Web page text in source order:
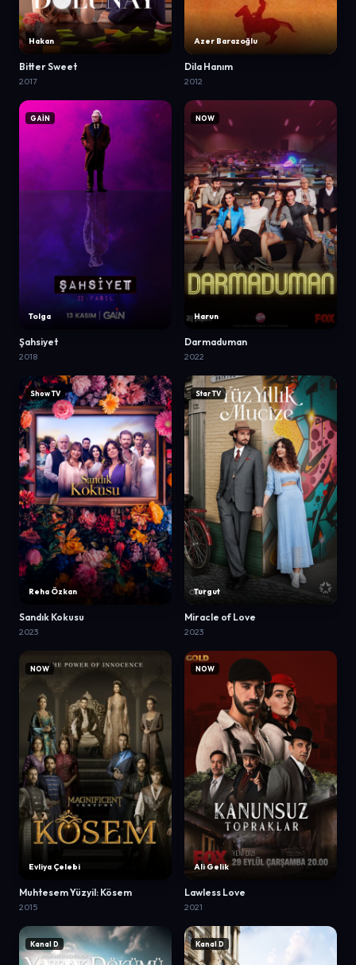
Hakan
Bitter Sweet
2017
Azer Barazoğlu
Dila Hanım
2012
Tolga
GAİN
Şahsiyet
2018
Harun
NOW
Darmaduman
2022
Reha Özkan
Show TV
Sandık Kokusu
2023
Turgut
Star TV
Miracle of Love
2023
Evliya Çelebi
NOW
Muhtesem Yüzyil: Kösem
2015
Ali Gelik
NOW
Lawless Love
2021
Kanal D Kanal D